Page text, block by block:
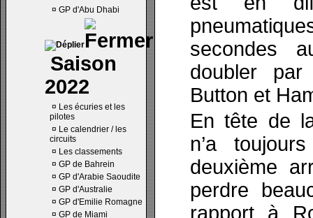
¤ GP d'Abu Dhabi
Saison
2022
¤ Les écuries et les
pilotes
¤ Le calendrier / les
circuits
¤ Les classements
¤ GP de Bahrein
¤ GP d'Arabie Saoudite
¤ GP d'Australie
¤ GP d'Emilie Romagne
¤ GP de Miami
secondes
doubler
Button et
En tête de
n’a
deuxième
perdre
rapport à